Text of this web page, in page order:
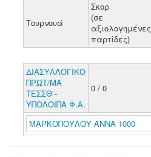
Τουρνουά
Σκορ
(σε
αξιολογημένες
παρτίδες)
ΔΙΑΣΥΛΛΟΓΙΚΟ
ΠΡΩΤ/ΜΑ
ΤΕΣΣΘ -
ΥΠΟΛΟΙΠΑ Φ.Α.
0 / 0
ΜΑΡΚΟΠΟΥΛΟΥ ΑΝΝΑ 1000